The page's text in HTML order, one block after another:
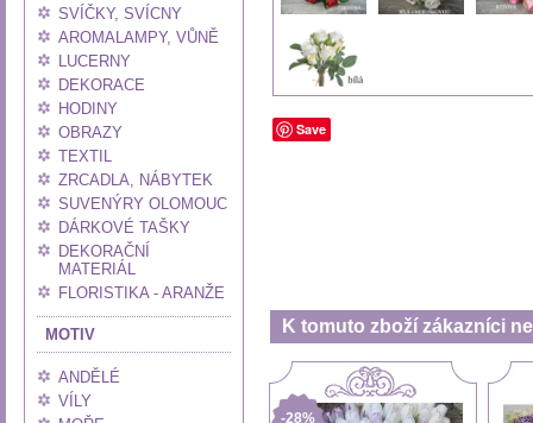
SVÍČKY, SVÍCNY
AROMALAMPY, VŮNĚ
LUCERNY
DEKORACE
HODINY
OBRAZY
TEXTIL
ZRCADLA, NÁBYTEK
SUVENÝRY OLOMOUC
DÁRKOVÉ TAŠKY
DEKORAČNÍ
MATERIÁL
FLORISTIKA - ARANŽE
MOTIV
ANDĚLÉ
VÍLY
Save
K tomuto zboží zákazníci
-28%